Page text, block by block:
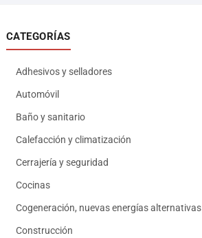
CATEGORÍAS
Adhesivos y selladores
Automóvil
Baño y sanitario
Calefacción y climatización
Cerrajería y seguridad
Cocinas
Cogeneración, nuevas energías alternativas
Construcción